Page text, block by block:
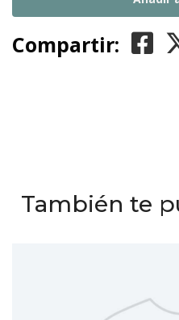
Compartir:
También te